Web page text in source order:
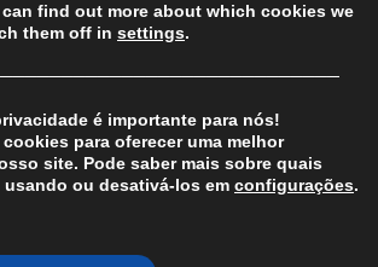
find out more about which cookies we
them off in settings.
é importante para nós!
para oferecer uma melhor
site. Pode saber mais sobre quais
ou desativá-los em configurações.